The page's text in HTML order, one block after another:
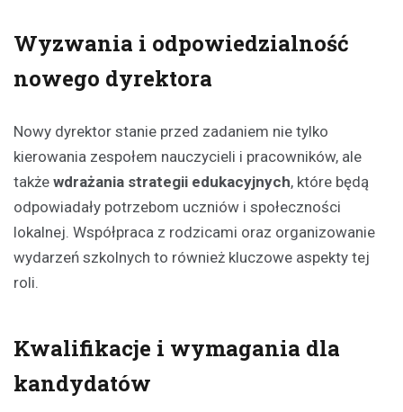
Wyzwania i odpowiedzialność
nowego dyrektora
Nowy dyrektor stanie przed zadaniem nie tylko
kierowania zespołem nauczycieli i pracowników, ale
także wdrażania strategii edukacyjnych, które będą
odpowiadały potrzebom uczniów i społeczności
lokalnej. Współpraca z rodzicami oraz organizowanie
wydarzeń szkolnych to również kluczowe aspekty tej
roli.
Kwalifikacje i wymagania dla
kandydatów